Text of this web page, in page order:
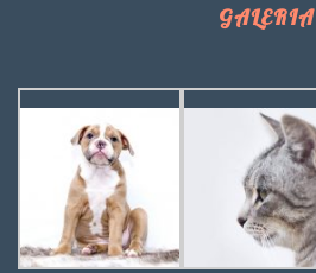
GALERIA